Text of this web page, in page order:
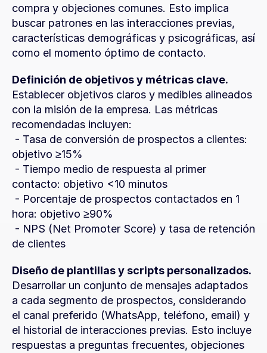
compra y objeciones comunes. Esto implica
buscar patrones en las interacciones previas,
características demográficas y psicográficas, así
como el momento óptimo de contacto.
Definición de objetivos y métricas clave.
Establecer objetivos claros y medibles alineados
con la misión de la empresa. Las métricas
recomendadas incluyen:
objetivo ≥15%
contacto: objetivo <10 minutos
hora: objetivo ≥90%
de clientes
Diseño de plantillas y scripts personalizados.
Desarrollar un conjunto de mensajes adaptados
a cada segmento de prospectos, considerando
el canal preferido (WhatsApp, teléfono, email) y
el historial de interacciones previas. Esto incluye
respuestas a preguntas frecuentes, objeciones